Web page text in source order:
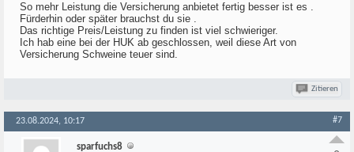
So mehr Leistung die Versicherung anbietet fertig besser ist es .
Fürderhin oder später brauchst du sie .
Das richtige Preis/Leistung zu finden ist viel schwieriger.
Ich hab eine bei der HUK ab geschlossen, weil diese Art von
Versicherung Schweine teuer sind.
Zitieren
23.08.2024, 10:17 #7
sparfuchs8